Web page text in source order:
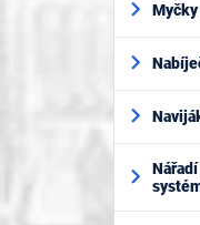
Myčky